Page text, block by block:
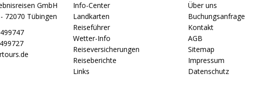
GmbH
72070 Tübingen
Info-Center
Landkarten
Reiseführer
Wetter-Info
Reiseversicherungen
Reiseberichte
Links
Über uns
Buchungsanfrage
Kontakt
AGB
Sitemap
Impressum
Datenschutz